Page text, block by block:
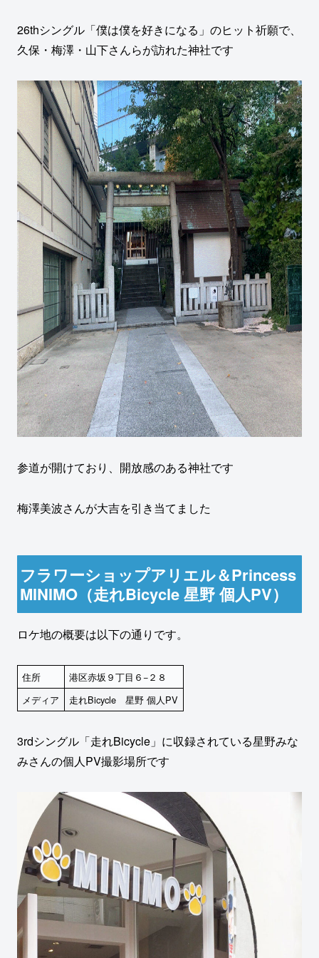
26thシングル「僕は僕を好きになる」のヒット祈願で、
久保・梅澤・山下さんらが訪れた神社です
参道が開けており、開放感のある神社です
梅澤美波さんが大吉を引き当てました
フラワーショップアリエル＆Princess
MINIMO（走れBicycle 星野 個人PV）
ロケ地の概要は以下の通りです。
住所
港区赤坂９丁目６−２８
メディア
走れBicycle 星野 個人PV
3rdシングル「走れBicycle」に収録されている星野みな
みさんの個人PV撮影場所です